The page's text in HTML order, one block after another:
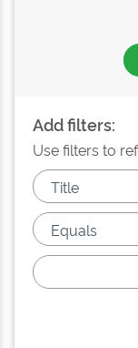
Add filters:
Use filters to